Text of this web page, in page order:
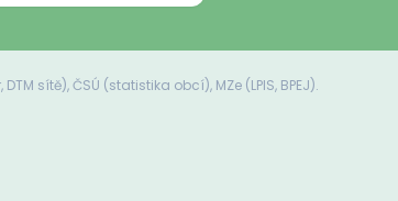
sítě), ČSÚ (statistika obcí), MZe (LPIS, BPEJ).